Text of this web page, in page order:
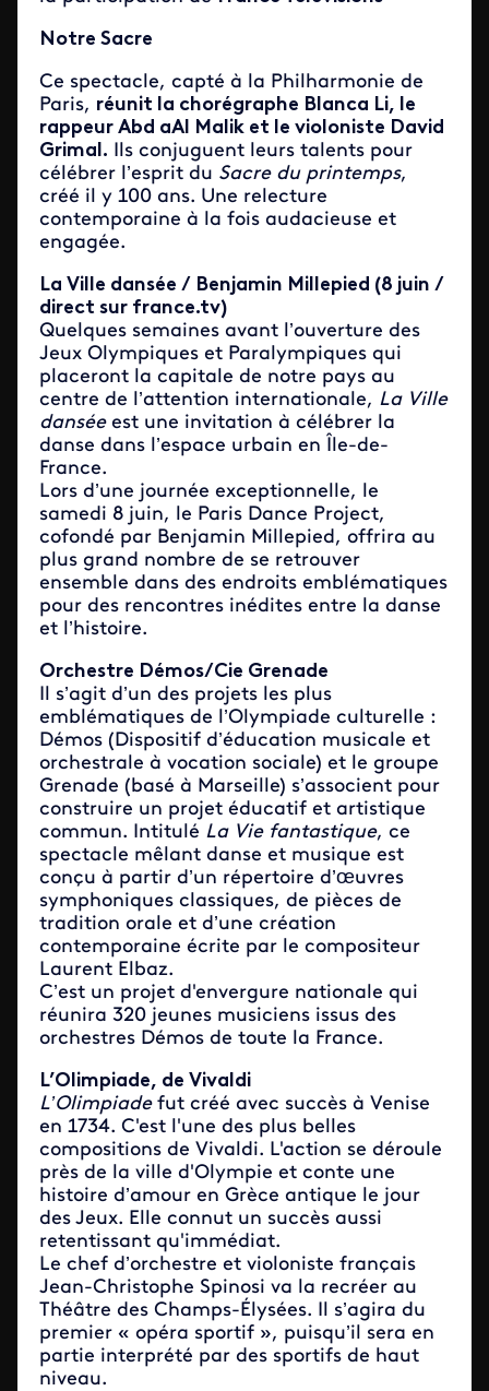
Notre Sacre
Ce spectacle, capté à la Philharmonie de
Paris, réunit la chorégraphe Blanca Li, le
rappeur Abd aAl Malik et le violoniste David
Grimal. Ils conjuguent leurs talents pour
célébrer l’esprit du Sacre du printemps,
créé il y 100 ans. Une relecture
contemporaine à la fois audacieuse et
engagée.
La Ville dansée / Benjamin Millepied (8 juin /
direct sur france.tv)
Quelques semaines avant l’ouverture des
Jeux Olympiques et Paralympiques qui
placeront la capitale de notre pays au
centre de l’attention internationale, La Ville
danséeest une invitation à célébrer la
danse dans l’espace urbain en Île-de-
France.
Lors d’une journée exceptionnelle, le
samedi 8 juin, le Paris Dance Project,
cofondé par Benjamin Millepied, offrira au
plus grand nombre de se retrouver
ensemble dans des endroits emblématiques
pour des rencontres inédites entre la danse
et l’histoire.
Orchestre Démos/Cie Grenade
Il s’agit d’un des projets les plus
emblématiques de l’Olympiade culturelle :
Démos (Dispositif d’éducation musicale et
orchestrale à vocation sociale) et le groupe
Grenade (basé à Marseille) s’associent pour
construire un projet éducatif et artistique
commun. Intitulé La Vie fantastique, ce
spectacle mêlant danse et musique est
conçu à partir d’un répertoire d’œuvres
symphoniques classiques, de pièces de
tradition orale et d’une création
contemporaine écrite par le compositeur
Laurent Elbaz.
C’est un projet d'envergure nationale qui
réunira 320 jeunes musiciens issus des
orchestres Démos de toute la France.
L’Olimpiade, de Vivaldi
L’Olimpiadefut créé avec succès à Venise
en 1734. C'est l'une des plus belles
compositions de Vivaldi. L'action se déroule
près de la ville d'Olympie et conte une
histoire d’amour en Grèce antique le jour
des Jeux. Elle connut un succès aussi
retentissant qu'immédiat.
Le chef d’orchestre et violoniste français
Jean-Christophe Spinosi va la recréer au
Théâtre des Champs-Élysées. Il s’agira du
premier « opéra sportif », puisqu’il sera en
partie interprété par des sportifs de haut
niveau.